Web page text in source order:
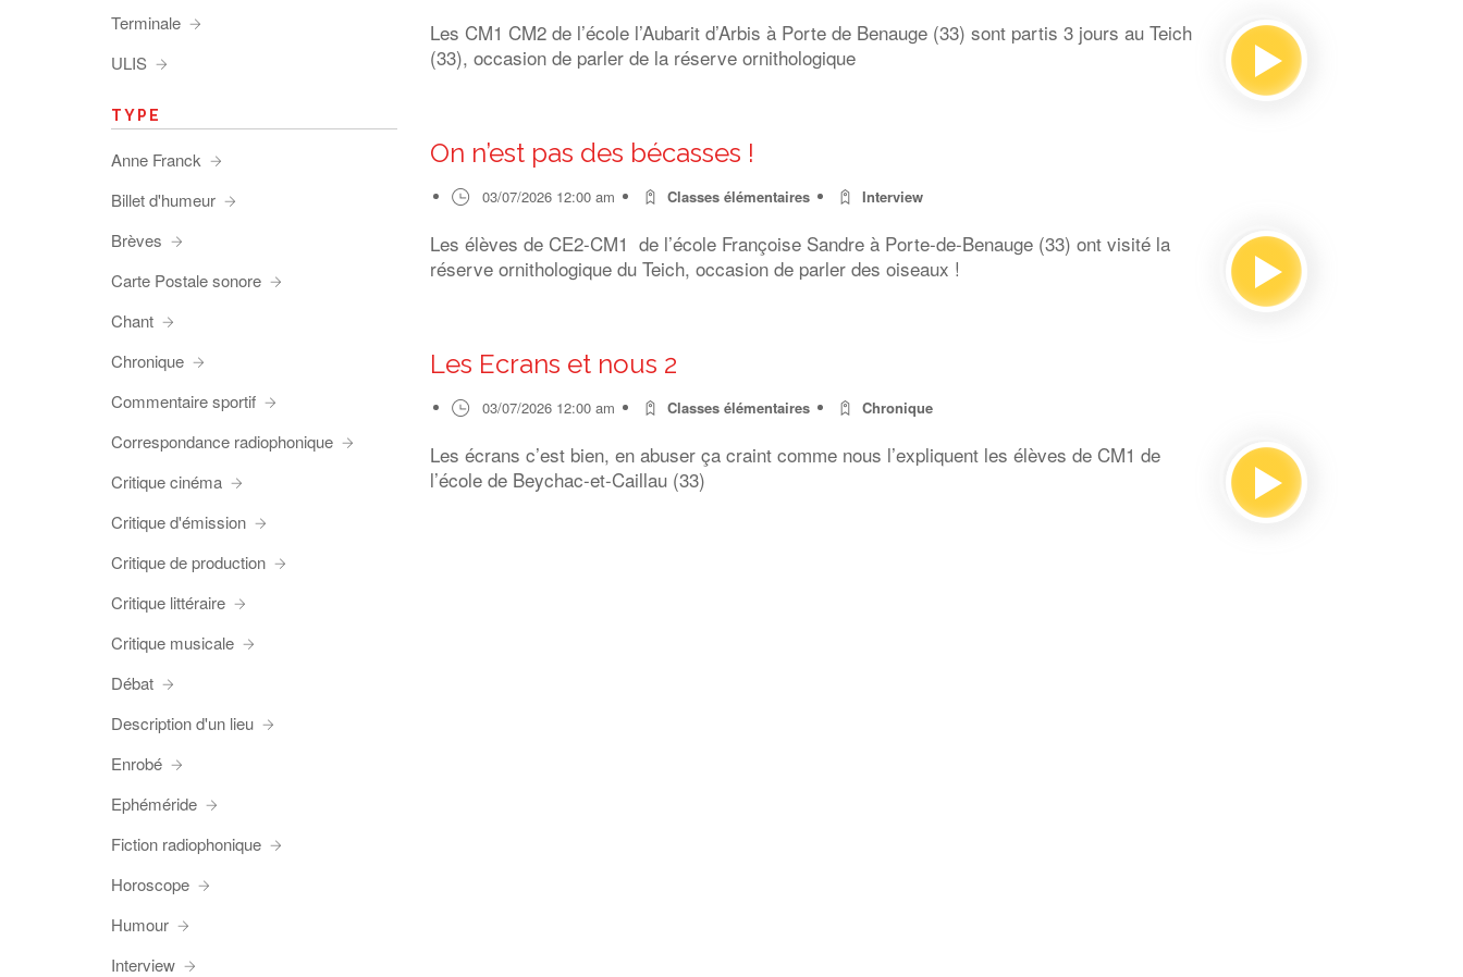
Les CM1 CM2 de l’école l’Aubarit d’Arbis à Porte de Benauge (33) sont partis 3 jours au Teich
(33), occasion de parler de la réserve ornithologique
On n’est pas des bécasses !
03/07/2026 12:00 am Classes élémentaires Interview
Les élèves de CE2-CM1 de l’école Françoise Sandre à Porte-de-Benauge (33) ont visité la
réserve ornithologique du Teich, occasion de parler des oiseaux !
Les Ecrans et nous 2
03/07/2026 12:00 am Classes élémentaires Chronique
Les écrans c’est bien, en abuser ça craint comme nous l’expliquent les élèves de CM1 de
l’école de Beychac-et-Caillau (33)
Terminale
ULIS
TYPE
Anne Franck
Billet d'humeur
Brèves
Carte Postale sonore
Chant
Chronique
Commentaire sportif
Correspondance radiophonique
Critique cinéma
Critique d'émission
Critique de production
Critique littéraire
Critique musicale
Débat
Description d'un lieu
Enrobé
Ephéméride
Fiction radiophonique
Horoscope
Humour
Interview